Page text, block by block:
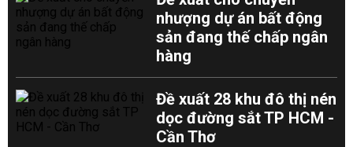
nhượng dự án bất động
sản đang thế chấp ngân
hàng
Đề xuất 28 khu đô thị nén
dọc đường sắt TP HCM -
Cần Thơ